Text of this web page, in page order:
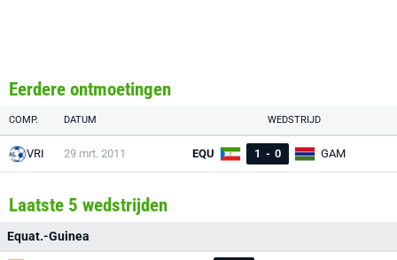
Eerdere ontmoetingen
COMP. DATUM WEDSTRIJD
VRI 29 mrt. 2011 EQU 1 - 0 GAM
Laatste 5 wedstrijden
Equat.-Guinea